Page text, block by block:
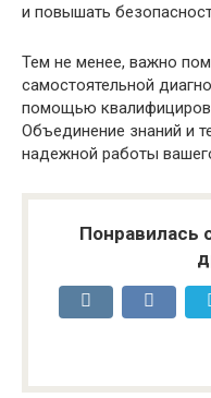
и повышать
Тем не менее, важно
самостоятельной
помощью
Объединение знаний и
надежной работы
Понравилась